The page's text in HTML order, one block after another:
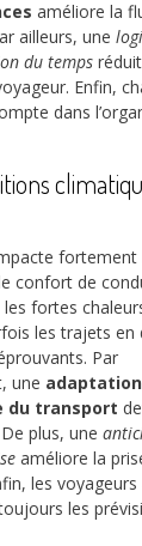
améliore la
ailleurs, une
du temps
Enfin,
dans
fortement
confort de
les fortes
les trajets en
Par
une adaptation
du transport
plus, une
améliore la
les
les